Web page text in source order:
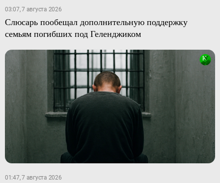
03:07, 7 августа 2026
Слюсарь пообещал дополнительную поддержку
семьям погибших под Геленджиком
01:47, 7 августа 2026